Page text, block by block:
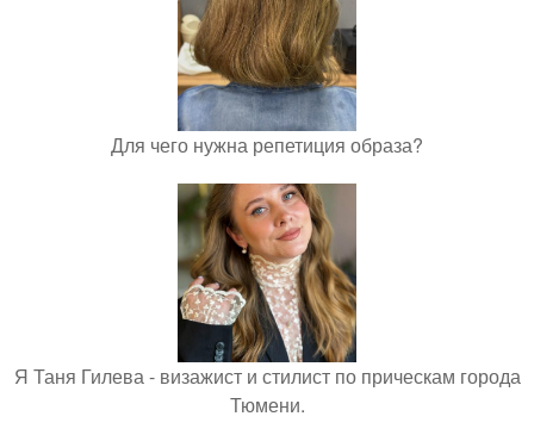
Для чего нужна репетиция образа?
Я Таня Гилева - визажист и стилист по прическам города
Тюмени.